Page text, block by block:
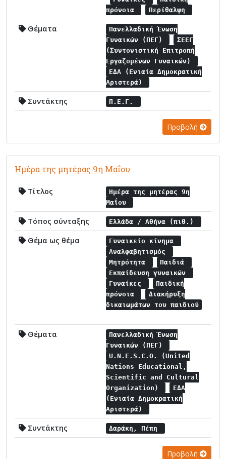
πρόνοια
Περίθαλψη
Θέματα
Πανελλαδική Ένωση
Γυναικών (ΠΕΓ)
ΣΕΕΓ
(Συντονιστική Επιτροπή
Εργαζομένων Γυναικών)
ΕΔΑ (Ενιαία Δημοκρατική
Αριστερά)
Συντάκτης Π.Ε.Γ.
Προβολή
Ημέρα της μητέρας 9η Μαΐου
Τίτλος
Ημέρα της μητέρας 9η
Μαΐου
Τόπος σύνταξης Ελλάδα / Αθήνα (πιθ.)
Θέμα ως θέμα
Γυναικείο κίνημα
Αναλφαβητισμός
Μητρότητα
Παιδιά
Εκπαίδευση γυναικών
Γυναίκες
Παιδική
πρόνοια
Διακήρυξη
δικαιωμάτων του παιδιού
Θέματα
Πανελλαδική Ένωση
Γυναικών (ΠΕΓ)
U.N.E.S.C.O. (United
Nations Educational,
Scientific and Cultural
Organization)
ΕΔΑ
(Ενιαία Δημοκρατική
Αριστερά)
Συντάκτης Δαράκη, Πέπη
Προβολή